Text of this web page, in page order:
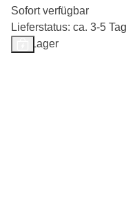
Sofort verfügbar
Lieferstatus: ca. 3-5
Auf Lager